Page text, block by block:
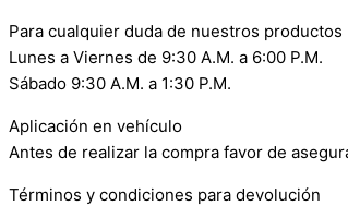
Para cualquier duda de nuestros
Lunes a Viernes de 9:30 A.M. a 6:00 P.M.
Sábado 9:30 A.M. a 1:30 P.M.
Aplicación en vehículo
Antes de realizar la compra favor de
Términos y condiciones para devolución